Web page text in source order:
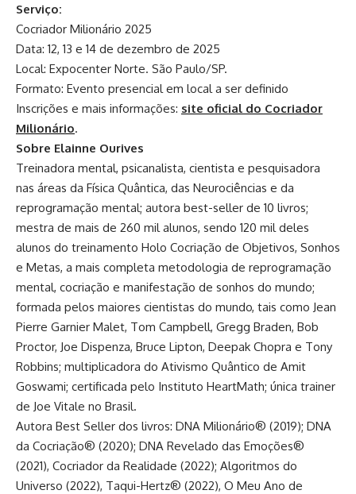
Serviço:
Cocriador Milionário 2025
Data: 12, 13 e 14 de dezembro de 2025
Local: Expocenter Norte. São Paulo/SP.
Formato: Evento presencial em local a ser definido
Inscrições e mais informações: site oficial do Cocriador
Milionário.
Sobre Elainne Ourives
Treinadora mental, psicanalista, cientista e pesquisadora
nas áreas da Física Quântica, das Neurociências e da
reprogramação mental; autora best-seller de 10 livros;
mestra de mais de 260 mil alunos, sendo 120 mil deles
alunos do treinamento Holo Cocriação de Objetivos, Sonhos
e Metas, a mais completa metodologia de reprogramação
mental, cocriação e manifestação de sonhos do mundo;
formada pelos maiores cientistas do mundo, tais como Jean
Pierre Garnier Malet, Tom Campbell, Gregg Braden, Bob
Proctor, Joe Dispenza, Bruce Lipton, Deepak Chopra e Tony
Robbins; multiplicadora do Ativismo Quântico de Amit
Goswami; certificada pelo Instituto HeartMath; única trainer
de Joe Vitale no Brasil.
Autora Best Seller dos livros: DNA Milionário® (2019); DNA
da Cocriação® (2020); DNA Revelado das Emoções®
(2021), Cocriador da Realidade (2022); Algoritmos do
Universo (2022), Taqui-Hertz® (2022), O Meu Ano de